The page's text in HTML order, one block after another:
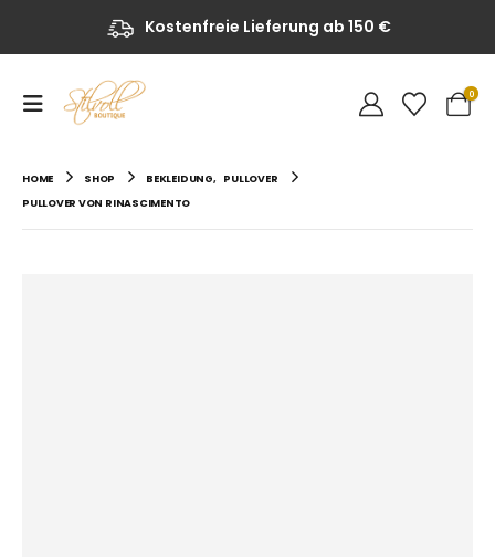
Kostenfreie Lieferung ab 150 €
0
HOME SHOP BEKLEIDUNG, PULLOVER
PULLOVER VON RINASCIMENTO